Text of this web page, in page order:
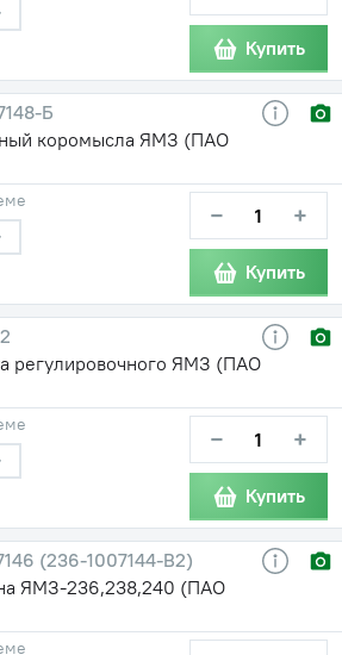
Купить
Б
коромысла ЯМЗ (ПАО
− +
Купить
регулировочного ЯМЗ (ПАО
− +
Купить
(236-1007144-В2)
ЯМЗ-236,238,240 (ПАО